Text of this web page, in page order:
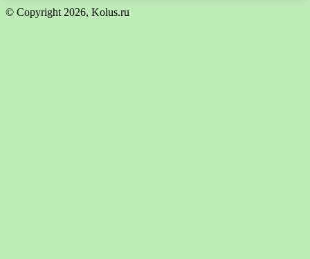
© Copyright 2026, Kolus.ru